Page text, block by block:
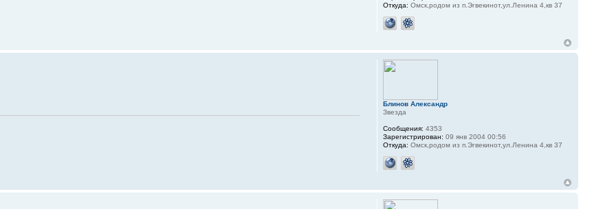
Откуда: Омск,родом из п.Эгвекинот,ул.Ленина 4,кв 37
Блинов Александр
Звезда
Сообщения: 4353
Зарегистрирован: 09 янв 2004 00:56
Откуда: Омск,родом из п.Эгвекинот,ул.Ленина 4,кв 37